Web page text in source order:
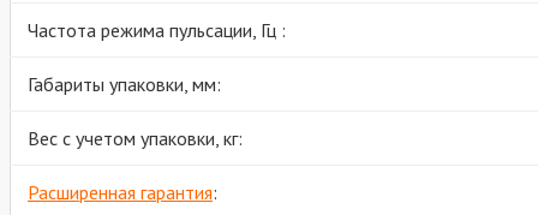
Частота режима пульсации, Гц :
Габариты упаковки, мм:
Вес с учетом упаковки, кг:
Расширенная гарантия: